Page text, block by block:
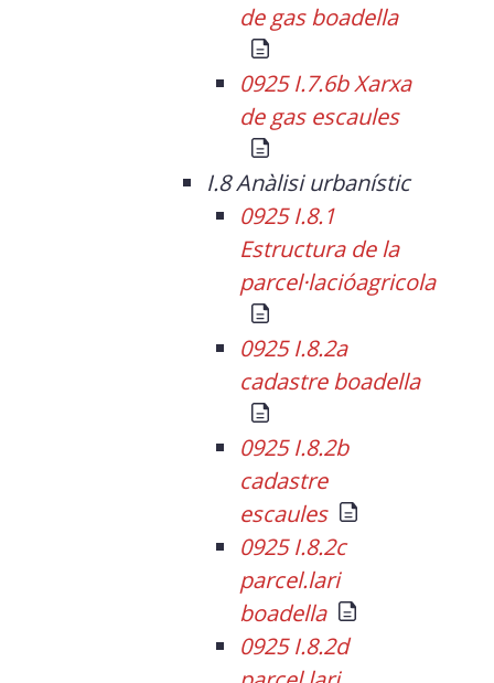
de gas boadella
0925 I.7.6b Xarxa
de gas escaules
I.8 Anàlisi urbanístic
0925 I.8.1
Estructura de la
parcel·lacióagricola
0925 I.8.2a
cadastre boadella
0925 I.8.2b
cadastre
escaules
0925 I.8.2c
parcel.lari
boadella
0925 I.8.2d